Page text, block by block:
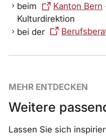
beim
Kanton Bern
Kulturdirektion
bei der
MEHR ENTDECKEN
Weitere
Lassen Sie sich